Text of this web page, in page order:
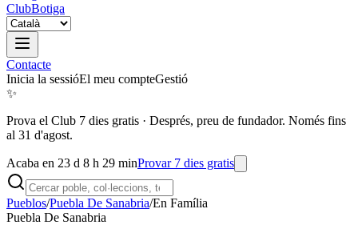
ClubBotiga
Contacte
Inicia la sessióEl meu compteGestió
✨
Prova el Club 7 dies gratis · Després, preu de fundador. Només fins
al 31 d'agost.
Acaba en 23 d 8 h 29 minProvar 7 dies gratis
Pueblos/Puebla De Sanabria/En Família
Puebla De Sanabria